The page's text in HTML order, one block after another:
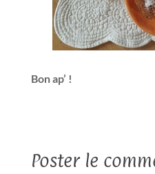
Bon ap’ !
Poster le